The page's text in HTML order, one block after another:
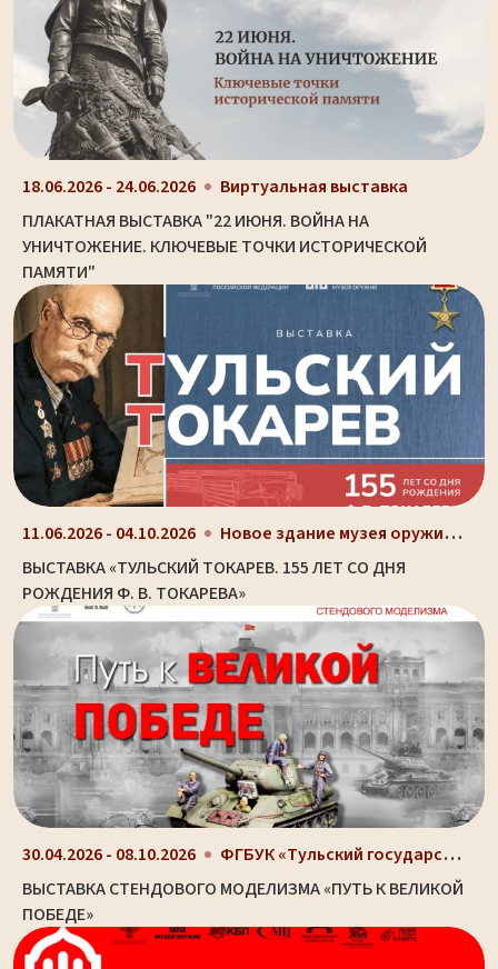
18.06.2026 - 24.06.2026
Виртуальная выставка
ПЛАКАТНАЯ ВЫСТАВКА "22 ИЮНЯ. ВОЙНА НА
УНИЧТОЖЕНИЕ. КЛЮЧЕВЫЕ ТОЧКИ ИСТОРИЧЕСКОЙ
ПАМЯТИ"
11.06.2026 - 04.10.2026 Новое здание музея оружия (ул. Октябрьская, д. 2)
ВЫСТАВКА «ТУЛЬСКИЙ ТОКАРЕВ. 155 ЛЕТ СО ДНЯ
РОЖДЕНИЯ Ф. В. ТОКАРЕВА»
30.04.2026 - 08.10.2026 ФГБУК «Тульский государственный музей оружия», г....
ВЫСТАВКА СТЕНДОВОГО МОДЕЛИЗМА «ПУТЬ К ВЕЛИКОЙ
ПОБЕДЕ»